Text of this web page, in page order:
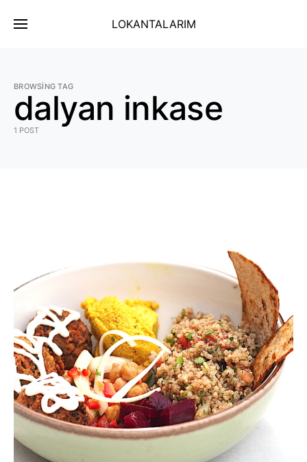
LOKANTALARIM
BROWSING TAG
dalyan inkase
1 POST